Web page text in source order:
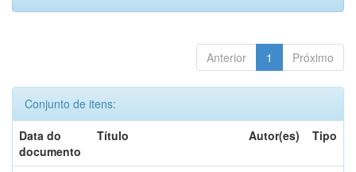
Anterior 1 Próximo
Conjunto de itens:
Data do
documento
Título Autor(es) Tipo